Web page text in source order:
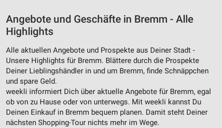
Angebote und Geschäfte in Bremm - Alle
Highlights
Alle aktuellen Angebote und Prospekte aus Deiner Stadt -
Unsere Highlights für Bremm. Blättere durch die Prospekte
Deiner Lieblingshändler in und um Bremm, finde Schnäppchen
und spare Geld.
weekli informiert Dich über aktuelle Angebote für Bremm, egal
ob von zu Hause oder von unterwegs. Mit weekli kannst Du
Deinen Einkauf in Bremm bequem planen. Damit steht Deiner
nächsten Shopping-Tour nichts mehr im Wege.
Speichern von oder Zugriff auf Informationen
auf einem Endgerät
Verwendung reduzierter Daten zur Auswahl von
Werbeanzeigen
Erstellung von Profilen für personalisierte
Werbung
Verwendung von Profilen zur Auswahl
personalisierter Werbung